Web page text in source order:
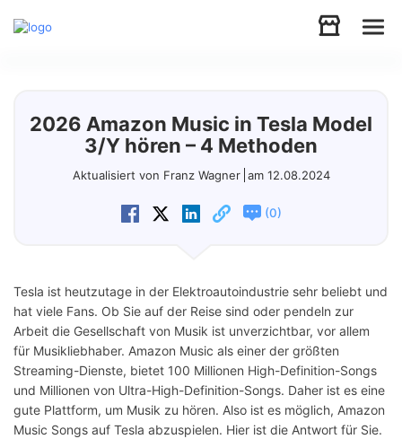
Video
Store
2026 Amazon Music in Tesla Model
3/Y hören – 4 Methoden
Aktualisiert von Franz Wagner am 12.08.2024
(0)
Tesla ist heutzutage in der Elektroautoindustrie sehr beliebt und
hat viele Fans. Ob Sie auf der Reise sind oder pendeln zur
Arbeit die Gesellschaft von Musik ist unverzichtbar, vor allem
für Musikliebhaber. Amazon Music als einer der größten
Streaming-Dienste, bietet 100 Millionen High-Definition-Songs
und Millionen von Ultra-High-Definition-Songs. Daher ist es eine
gute Plattform, um Musik zu hören. Also ist es möglich, Amazon
Music Songs auf Tesla abzuspielen. Hier ist die Antwort für Sie.